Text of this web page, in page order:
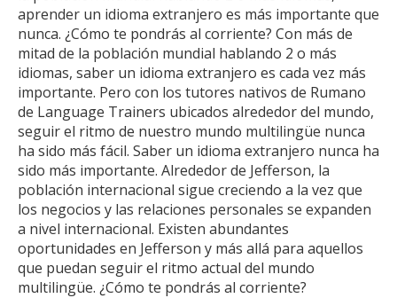
aprender un idioma extranjero es más importante que
nunca. ¿Cómo te pondrás al corriente? Con más de
mitad de la población mundial hablando 2 o más
idiomas, saber un idioma extranjero es cada vez más
importante. Pero con los tutores nativos de Rumano
de Language Trainers ubicados alrededor del mundo,
seguir el ritmo de nuestro mundo multilingüe nunca
ha sido más fácil. Saber un idioma extranjero nunca ha
sido más importante. Alrededor de Jefferson, la
población internacional sigue creciendo a la vez que
los negocios y las relaciones personales se expanden
a nivel internacional. Existen abundantes
oportunidades en Jefferson y más allá para aquellos
que puedan seguir el ritmo actual del mundo
multilingüe. ¿Cómo te pondrás al corriente?